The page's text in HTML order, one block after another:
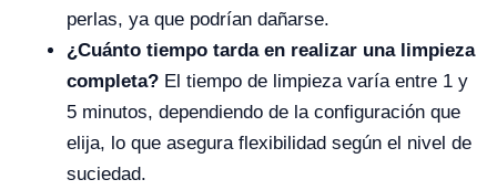
perlas, ya que podrían dañarse.
¿Cuánto tiempo tarda en realizar una limpieza
completa? El tiempo de limpieza varía entre 1 y
5 minutos, dependiendo de la configuración que
elija, lo que asegura flexibilidad según el nivel de
suciedad.